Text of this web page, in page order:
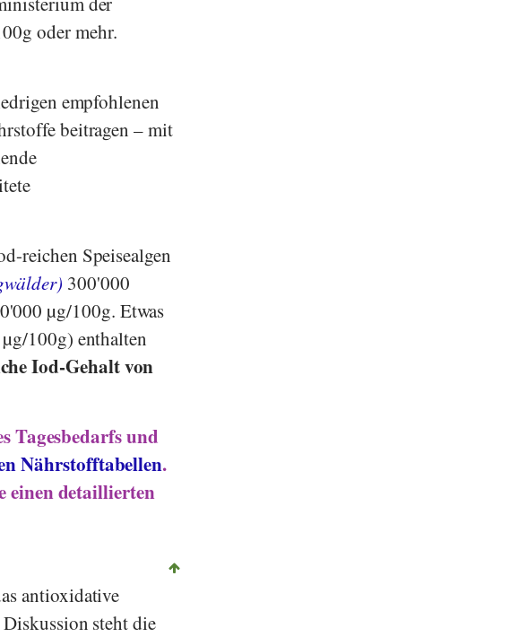
oder mehr.
empfohlenen
beitragen – mit
reichen Speisealgen
300'000
µg/100g. Etwas
100g) enthalten
Iod-Gehalt von
Tagesbedarfs und
Nährstofftabellen.
einen detaillierten
antioxidative
steht die